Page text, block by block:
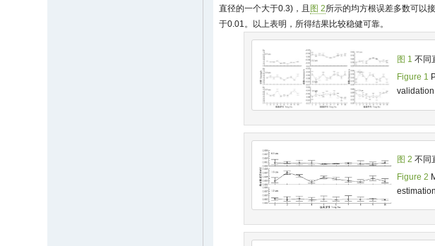
直径的一个大于0.3)，且 图 2所示的均方根误差多数可以
于0.01。以上表明，所得结果比较稳健可靠。
图 1 不同
Figure 1
validation
图 2 不同
Figure 2